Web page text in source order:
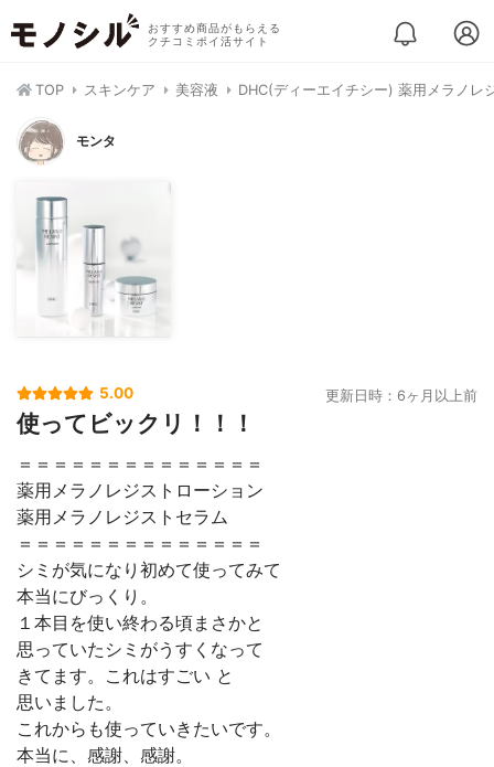
おすすめ商品がもらえる
クチコミポイ活サイト
TOP スキンケア 美容液 DHC(ディーエイチシー) 薬用メラノレ
モンタ
5.00 更新日時：6ヶ月以上前
使ってビックリ！！！
＝＝＝＝＝＝＝＝＝＝＝＝＝＝
薬用メラノレジストローション
薬用メラノレジストセラム
＝＝＝＝＝＝＝＝＝＝＝＝＝＝
シミが気になり初めて使ってみて
本当にびっくり。
１本目を使い終わる頃まさかと
思っていたシミがうすくなって
きてます。これはすごい と
思いました。
これからも使っていきたいです。
本当に、感謝、感謝。